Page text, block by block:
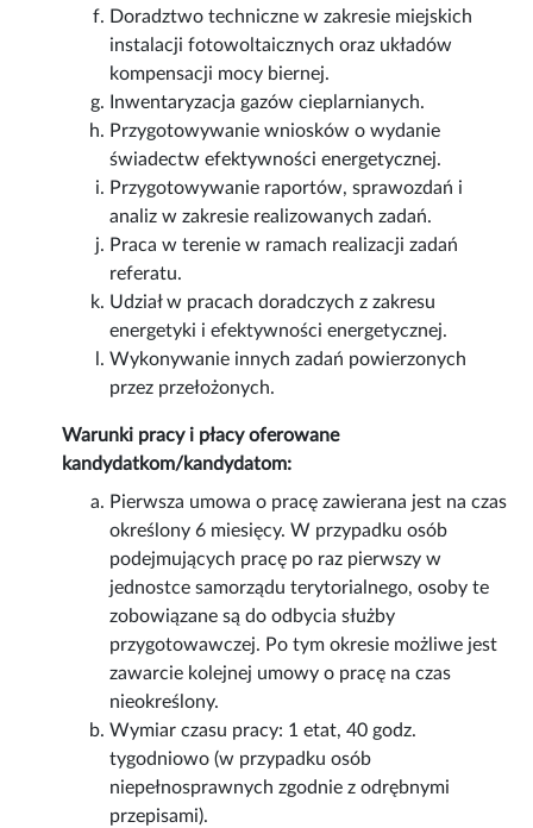
Doradztwo techniczne w zakresie miejskich
instalacji fotowoltaicznych oraz układów
kompensacji mocy biernej.
Inwentaryzacja gazów cieplarnianych.
Przygotowywanie wniosków o wydanie
świadectw efektywności energetycznej.
Przygotowywanie raportów, sprawozdań i
analiz w zakresie realizowanych zadań.
Praca w terenie w ramach realizacji zadań
referatu.
Udział w pracach doradczych z zakresu
energetyki i efektywności energetycznej.
Wykonywanie innych zadań powierzonych
przez przełożonych.
Warunki pracy i płacy oferowane
kandydatkom/kandydatom:
Pierwsza umowa o pracę zawierana jest na czas
określony 6 miesięcy. W przypadku osób
podejmujących pracę po raz pierwszy w
jednostce samorządu terytorialnego, osoby te
zobowiązane są do odbycia służby
przygotowawczej. Po tym okresie możliwe jest
zawarcie kolejnej umowy o pracę na czas
nieokreślony.
Wymiar czasu pracy: 1 etat, 40 godz.
tygodniowo (w przypadku osób
niepełnosprawnych zgodnie z odrębnymi
przepisami).